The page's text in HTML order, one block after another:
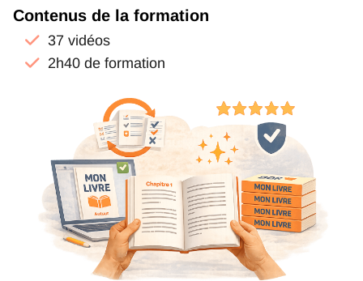
Contenus de la formation
37 vidéos
2h40 de formation